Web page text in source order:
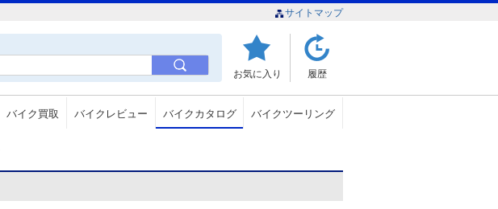
サイトマップ
お気に入り 履歴
バイク買取 バイクレビュー バイクカタログ バイクツーリング